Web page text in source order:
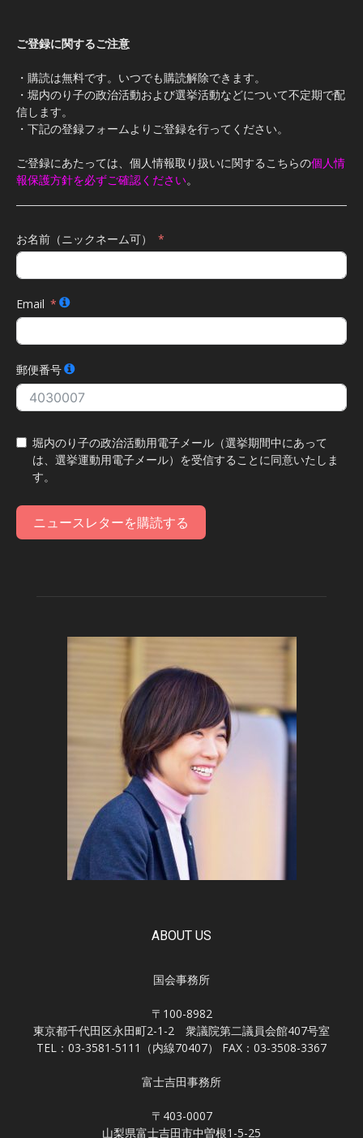
ご登録に関するご注意
・購読は無料です。いつでも購読解除できます。
・堀内のり子の政治活動および選挙活動などについて不定期で配
信します。
・下記の登録フォームよりご登録を行ってください。
ご登録にあたっては、個人情報取り扱いに関するこちらの個人情
報保護方針を必ずご確認ください。
お名前（ニックネーム可）
Email
郵便番号
堀内のり子の政治活動用電子メール（選挙期間中にあって
は、選挙運動用電子メール）を受信することに同意いたしま
す。
ニュースレターを購読する
ABOUT US
国会事務所
〒100-8982
東京都千代田区永田町2-1-2 衆議院第二議員会館407号室
TEL：03-3581-5111（内線70407） FAX：03-3508-3367
富士吉田事務所
〒403-0007
山梨県富士吉田市中曽根1-5-25